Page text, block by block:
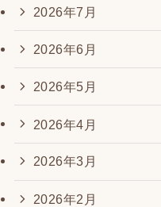
2026年7月
2026年6月
2026年5月
2026年4月
2026年3月
2026年2月